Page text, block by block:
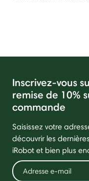
Inscrivez-vous
remise de 10%
commande
Saisissez votre
découvrir les
iRobot et bien plus